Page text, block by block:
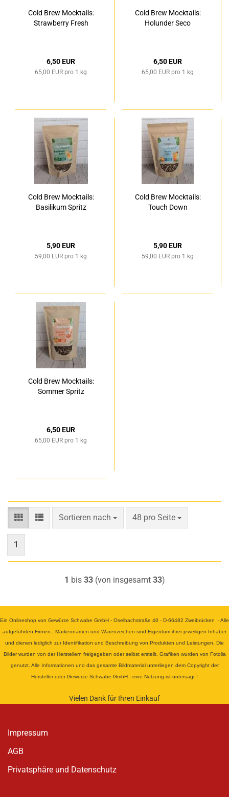
Cold Brew Mocktails:
Strawberry Fresh
6,50 EUR
65,00 EUR pro 1 kg
Cold Brew Mocktails:
Holunder Seco
6,50 EUR
65,00 EUR pro 1 kg
Cold Brew Mocktails:
Basilikum Spritz
5,90 EUR
59,00 EUR pro 1 kg
Cold Brew Mocktails:
Touch Down
5,90 EUR
59,00 EUR pro 1 kg
Cold Brew Mocktails:
Sommer Spritz
6,50 EUR
65,00 EUR pro 1 kg
Sortieren nach
Sortieren nach 48 pro Seite
pro Seite
1
1 bis 33(von insgesamt 33)
Ein Onlineshop von Gewürze Schwabe GmbH - Oselbachstraße 40 - D-66482 Zweibrücken - Alle
aufgeführten Firmen-, Markennamen und Warenzeichen sind Eigentum ihrer jeweiligen Inhaber
und dienen lediglich zur Identifikation und Beschreibung von Produkten und Leistungen. Die
Bilder wurden von der Herstellern freigegeben oder selbst erstellt. Grafiken wurden von Fotolia
genutzt. Alle Informationen und das gesamte Bildmaterial unterliegen dem Copyright der
Hersteller oder Gewürze Schwabe GmbH - eine Nutzung ist untersagt !
Vielen Dank für Ihren Einkauf
Impressum
AGB
Privatsphäre und Datenschutz